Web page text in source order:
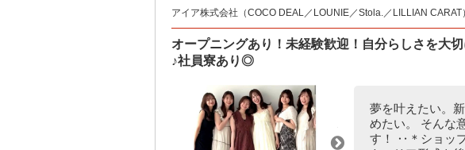
アイア株式会社（COCO DEAL／LOUNIE／Stola.／LILLIAN CARAT）
オープニングあり！未経験歓迎！自分らしさを大
♪社員寮あり◎
夢を叶えたい。
めたい。 そんな
す！ ‥＊ショッ